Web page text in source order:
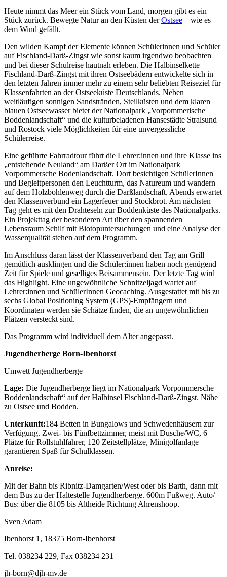
Heute nimmt das Meer ein Stück vom Land, morgen gibt es ein
Stück zurück. Bewegte Natur an den Küsten derOstsee – wie es
dem Wind gefällt.
Den wilden Kampf der Elemente können Schülerinnen und Schüler
auf Fischland-Darß-Zingst wie sonst kaum irgendwo beobachten
und bei dieser Schulreise hautnah erleben. Die Halbinselkette
Fischland-Darß-Zingst mit ihren Ostseebädern entwickelte sich in
den letzten Jahren immer mehr zu einem sehr beliebten Reiseziel für
Klassenfahrten an der Ostseeküste Deutschlands. Neben
weitläufigen sonnigen Sandstränden, Steilküsten und dem klaren
blauen Ostseewasser bietet der Nationalpark „Vorpommerische
Boddenlandschaft“ und die kulturbeladenen Hansestädte Stralsund
und Rostock viele Möglichkeiten für eine unvergessliche
Schülerreise.
Eine geführte Fahrradtour führt die Lehrer:innen und ihre Klasse ins
„entstehende Neuland“ am Darßer Ort im Nationalpark
Vorpommersche Bodenlandschaft. Dort besichtigen SchülerInnen
und Begleitpersonen den Leuchtturm, das Natureum und wandern
auf dem Holzbohlenweg durch die Darßlandschaft. Abends erwartet
den Klassenverbund ein Lagerfeuer und Stockbrot. Am nächsten
Tag geht es mit den Drahteseln zur Boddenküste des Nationalparks.
Ein Projekttag der besonderen Art über den spannenden
Lebensraum Schilf mit Biotopuntersuchungen und eine Analyse der
Wasserqualität stehen auf dem Programm.
Im Anschluss daran lässt der Klassenverband den Tag am Grill
gemütlich ausklingen und die Schüler:innen haben noch genügend
Zeit für Spiele und geselliges Beisammensein. Der letzte Tag wird
das Highlight. Eine ungewöhnliche Schnitzeljagd wartet auf
Lehrer:innen und SchülerInnen Geocaching. Ausgestattet mit bis zu
sechs Global Positioning System (GPS)-Empfängern und
Koordinaten werden sie Schätze finden, die an ungewöhnlichen
Plätzen versteckt sind.
Das Programm wird individuell dem Alter angepasst.
Jugendherberge Born-Ibenhorst
Umwett Jugendherberge
Lage: Die Jugendherberge liegt im Nationalpark Vorpommersche
Boddenlandschaft“ auf der Halbinsel Fischland-Darß-Zingst. Nähe
zu Ostsee und Bodden.
Unterkunft:184 Betten in Bungalows und Schwedenhäusern zur
Verfügung. Zwei- bis Fünfbettzimmer, meist mit Dusche/WC, 6
Plätze für Rollstuhlfahrer, 120 Zeitstellplätze, Minigolfanlage
garantieren Spaß für Schulklassen.
Anreise:
Mit der Bahn bis Ribnitz-Damgarten/West oder bis Barth, dann mit
dem Bus zu der Haltestelle Jugendherberge. 600m Fußweg. Auto/
Bus: über die 8105 bis Altheide Richtung Ahrenshoop.
Sven Adam
Ibenhorst 1, 18375 Born-Ibenhorst
Tel. 038234 229, Fax 038234 231
jh-born@djh-mv.de